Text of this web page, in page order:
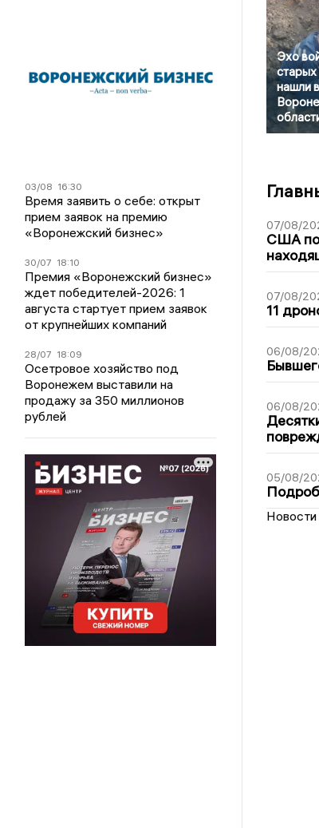
03/08 16:30
Время заявить о себе: открыт
прием заявок на премию
«Воронежский бизнес»
30/07 18:10
Премия «Воронежский бизнес»
ждет победителей-2026: 1
августа стартует прием заявок
от крупнейших компаний
28/07 18:09
Осетровое хозяйство под
Воронежем выставили на
продажу за 350 миллионов
рублей
Эхо
нашли в
07/08/
США
07/08/
11
06/08/
06/08/
05/08/